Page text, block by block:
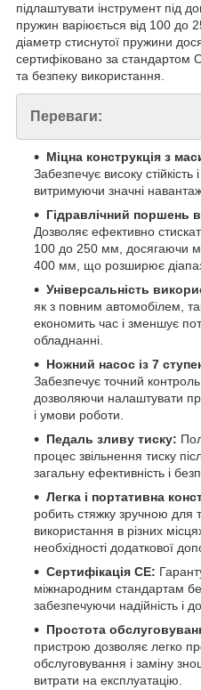
підлаштувати інструмент під
пружин варіюється від 100
діаметр стиснутої пружини
сертифіковано за стандартом
та безпеку використання.
Переваги:
Міцна конструкція з
Забезпечує високу стійкість
витримуючи значні
Гідравлічний поршень
Дозволяє ефективно
100 до 250 мм, досягаючи
400 мм, що розширює
Універсальність
як з повним автомобілем,
економить час і зменшує
обладнанні.
Ножний насос із 7
Забезпечує точний
дозволяючи налаштувати
і умови роботи.
Педаль зливу тиску:
процес звільнення тиску
загальну ефективність і
Легка і портативна
робить стяжку зручною для
використання в різних
необхідності додаткової
Сертифікація CE:
міжнародним стандартам
забезпечуючи надійність і
Простота
пристрою дозволяє легко
обслуговування і заміну
витрати на експлуатацію.